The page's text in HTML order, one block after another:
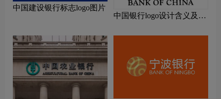
中国建设银行标志logo图片
中国银行logo设计含义及设